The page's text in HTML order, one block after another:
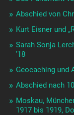
Abschied von
Kurt Eisner und
Sarah Sonja
’18
Geocaching und
Abschied nach
Moskau,
1917 bis 1919,